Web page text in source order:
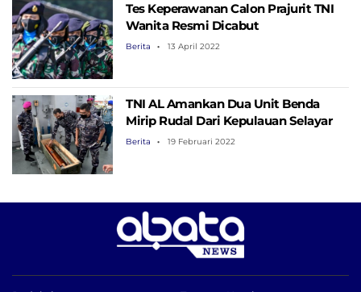
Tes Keperawanan Calon Prajurit TNI
Wanita Resmi Dicabut
Berita 13 April 2022
TNI AL Amankan Dua Unit Benda
Mirip Rudal Dari Kepulauan Selayar
Berita 19 Februari 2022